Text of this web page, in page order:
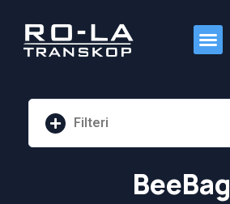
Filteri
BeeBag